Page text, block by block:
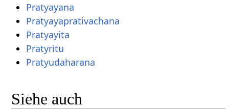
Pratyayana
Pratyayaprativachana
Pratyayita
Pratyritu
Pratyudaharana
Siehe auch